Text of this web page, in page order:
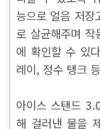
능으로 얼음 저장
로 살균해주며
에 확인할 수 있
레이, 정수 탱크
아이스 스탠드
해 걸러낸 물을